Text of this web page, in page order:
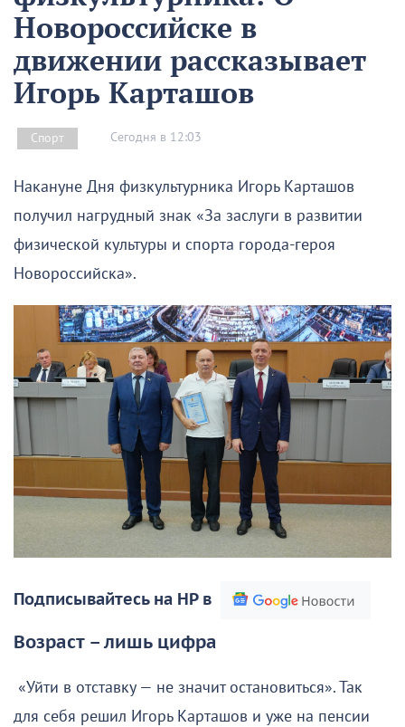
Новороссийске в
движении рассказывает
Игорь Карташов
Спорт Сегодня в 12:03
Накануне Дня физкультурника Игорь Карташов
получил нагрудный знак «За заслуги в развитии
физической культуры и спорта города-героя
Новороссийска».
Подписывайтесь на НР в
Возраст – лишь цифра
«Уйти в отставку — не значит остановиться». Так
для себя решил Игорь Карташов и уже на пенсии